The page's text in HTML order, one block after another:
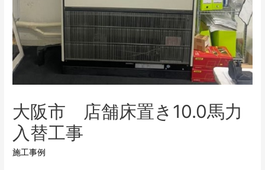
大阪市 店舗床置き10.0馬力
入替工事
施工事例